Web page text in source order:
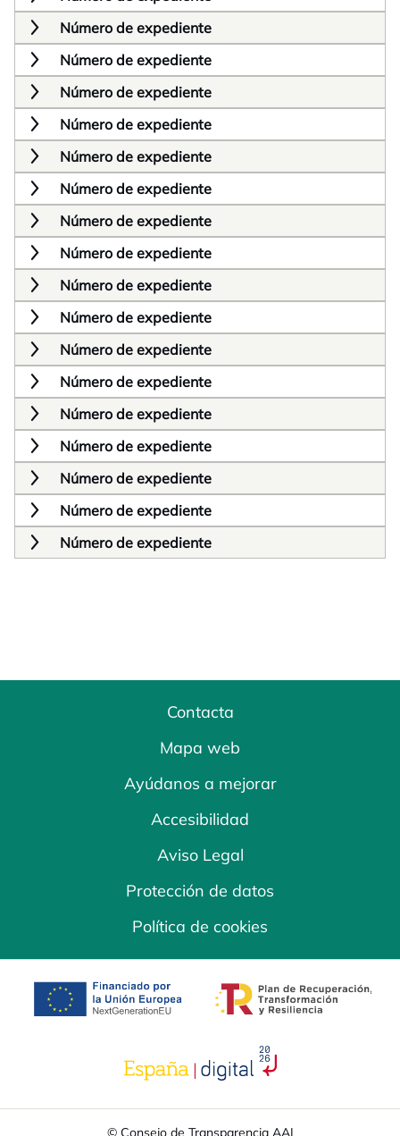
Número de expediente
Número de expediente
Número de expediente
Número de expediente
Número de expediente
Número de expediente
Número de expediente
Número de expediente
Número de expediente
Número de expediente
Número de expediente
Número de expediente
Número de expediente
Número de expediente
Número de expediente
Número de expediente
Número de expediente
Contacta
Mapa web
Ayúdanos a mejorar
Accesibilidad
Aviso Legal
Protección de datos
Política de cookies
se abre en una pestaña nuevase abre en una
se abre en una pestaña
© Consejo de Transparencia AAI